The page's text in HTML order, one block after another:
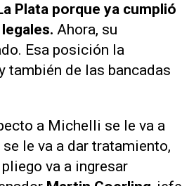
Plata porque ya cumplió
Ahora, su
Esa posición la
también de las bancadas
a Michelli se le va a
le va a dar tratamiento,
pliego va a ingresar